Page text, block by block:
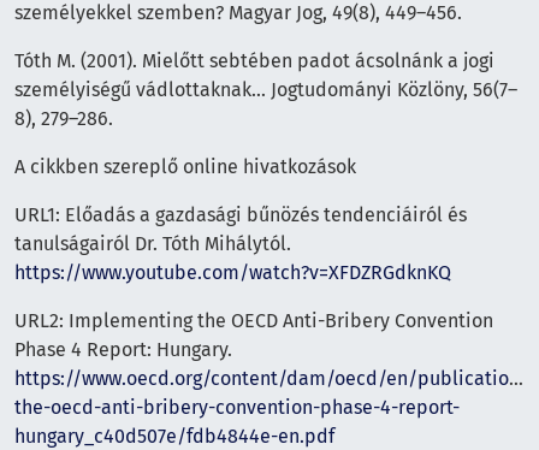
személyekkel szemben? Magyar Jog, 49(8), 449–456.
Tóth M. (2001). Mielőtt sebtében padot ácsolnánk a jogi
személyiségű vádlottaknak... Jogtudományi Közlöny, 56(7–
8), 279–286.
A cikkben szereplő online hivatkozások
URL1: Előadás a gazdasági bűnözés tendenciáiról és
tanulságairól Dr. Tóth Mihálytól.
https://www.youtube.com/watch?v=XFDZRGdknKQ
URL2: Implementing the OECD Anti-Bribery Convention
Phase 4 Report: Hungary.
https://www.oecd.org/content/dam/oecd/en/
the-oecd-anti-bribery-convention-phase-4-report-
hungary_c40d507e/fdb4844e-en.pdf